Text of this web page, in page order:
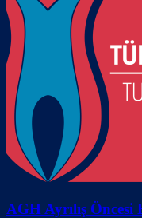
AGH Ayrılış